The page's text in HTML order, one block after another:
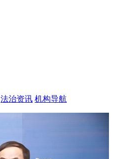
法治资讯 机构导航